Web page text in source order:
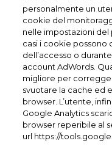
personalmente un
cookie del
nelle impostazioni del
casi i cookie possono
dell’accesso o
account AdWords.
migliore per
svuotare la cache ed
browser. L’utente,
Google Analytics
browser reperibile al
url https://